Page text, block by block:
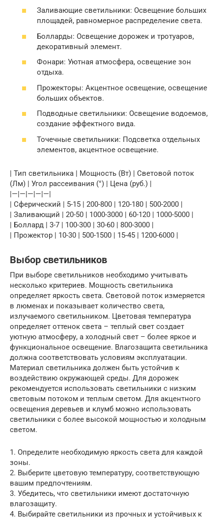
Заливающие светильники: Освещение больших
площадей, равномерное распределение света.
Болларды: Освещение дорожек и тротуаров,
декоративный элемент.
Фонари: Уютная атмосфера, освещение зон
отдыха.
Прожекторы: Акцентное освещение, освещение
больших объектов.
Подводные светильники: Освещение водоемов,
создание эффектного вида.
Точечные светильники: Подсветка отдельных
элементов, акцентное освещение.
| Тип светильника | Мощность (Вт) | Световой поток
(Лм) | Угол рассеивания (°) | Цена (руб.) |
|—|—|—|—|—|
| Сферический | 5-15 | 200-800 | 120-180 | 500-2000 |
| Заливающий | 20-50 | 1000-3000 | 60-120 | 1000-5000 |
| Боллард | 3-7 | 100-300 | 30-60 | 800-3000 |
| Прожектор | 10-30 | 500-1500 | 15-45 | 1200-6000 |
Выбор светильников
При выборе светильников необходимо учитывать
несколько критериев. Мощность светильника
определяет яркость света. Световой поток измеряется
в люменах и показывает количество света,
излучаемого светильником. Цветовая температура
определяет оттенок света – теплый свет создает
уютную атмосферу, а холодный свет – более яркое и
функциональное освещение. Влагозащита светильника
должна соответствовать условиям эксплуатации.
Материал светильника должен быть устойчив к
воздействию окружающей среды. Для дорожек
рекомендуется использовать светильники с низким
световым потоком и теплым светом. Для акцентного
освещения деревьев и клумб можно использовать
светильники с более высокой мощностью и холодным
светом.
1. Определите необходимую яркость света для каждой
зоны.
2. Выберите цветовую температуру, соответствующую
вашим предпочтениям.
3. Убедитесь, что светильники имеют достаточную
влагозащиту.
4. Выбирайте светильники из прочных и устойчивых к